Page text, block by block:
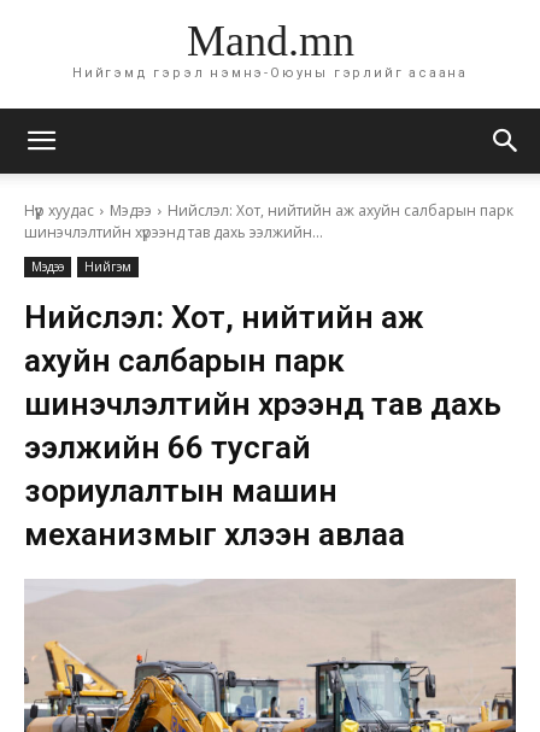
Mand.mn
Нийгэмд гэрэл нэмнэ-Оюуны гэрлийг асаана
Нүүр хуудас Мэдээ
Нийслэл: Хот, нийтийн аж ахуйн салбарын парк
шинэчлэлтийн хүрээнд тав дахь ээлжийн...
Мэдээ Нийгэм
Нийслэл: Хот, нийтийн аж
ахуйн салбарын парк
шинэчлэлтийн хүрээнд тав дахь
ээлжийн 66 тусгай
зориулалтын машин
механизмыг хүлээн авлаа